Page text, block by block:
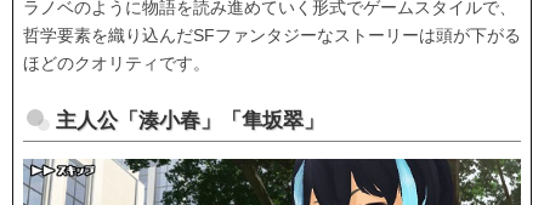
ラノベのように物語を読み進めていく形式でゲームスタイルで、
哲学要素を織り込んだSFファンタジーなストーリーは頭が下がる
ほどのクオリティです。
主人公「湊小春」「隼坂翠」